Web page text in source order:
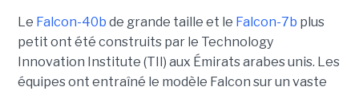
Le Falcon-40b de grande taille et le Falcon-7b plus
petit ont été construits par le Technology
Innovation Institute (TII) aux Émirats arabes unis. Les
équipes ont entraîné le modèle Falcon sur un vaste